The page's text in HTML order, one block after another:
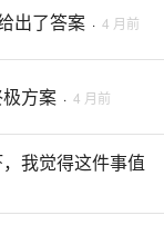
出了答案 · 4 月前
方案 · 4 月前
我觉得这件事值